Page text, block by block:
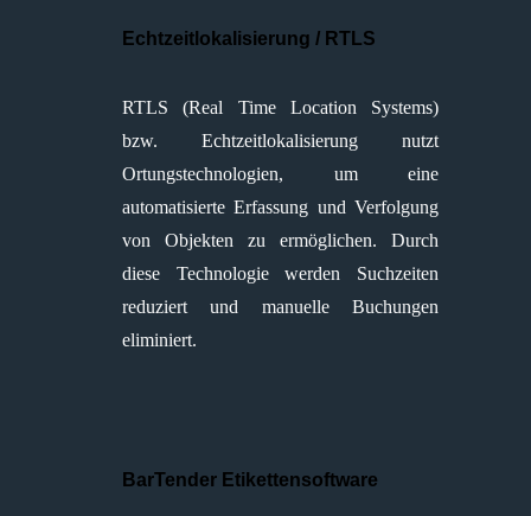
Echtzeitlokalisierung / RTLS
RTLS (Real Time Location Systems)
bzw. Echtzeitlokalisierung nutzt
Ortungstechnologien, um eine
automatisierte Erfassung und Verfolgung
von Objekten zu ermöglichen. Durch
diese Technologie werden Suchzeiten
reduziert und manuelle Buchungen
eliminiert.
BarTender Etikettensoftware